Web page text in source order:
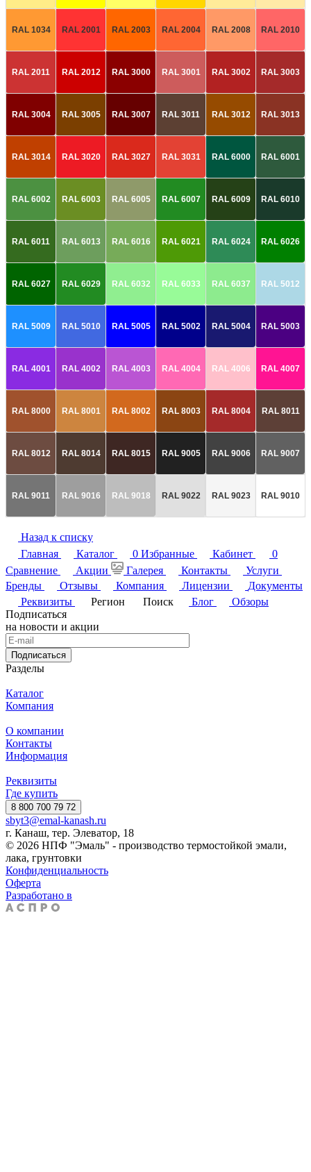
RAL 1034 RAL 2001 RAL 2003 RAL 2004 RAL 2008 RAL 2010
RAL 2011 RAL 2012 RAL 3000 RAL 3001 RAL 3002 RAL 3003
RAL 3004 RAL 3005 RAL 3007 RAL 3011 RAL 3012 RAL 3013
RAL 3014 RAL 3020 RAL 3027 RAL 3031 RAL 6000 RAL 6001
RAL 6002 RAL 6003 RAL 6005 RAL 6007 RAL 6009 RAL 6010
RAL 6011 RAL 6013 RAL 6016 RAL 6021 RAL 6024 RAL 6026
RAL 6027 RAL 6029 RAL 6032 RAL 6033 RAL 6037 RAL 5012
RAL 5009 RAL 5010 RAL 5005 RAL 5002 RAL 5004 RAL 5003
RAL 4001 RAL 4002 RAL 4003 RAL 4004 RAL 4006 RAL 4007
RAL 8000 RAL 8001 RAL 8002 RAL 8003 RAL 8004 RAL 8011
RAL 8012 RAL 8014 RAL 8015 RAL 9005 RAL 9006 RAL 9007
RAL 9011 RAL 9016 RAL 9018 RAL 9022 RAL 9023 RAL 9010
Назад к списку
Главная
Каталог 0 Избранные Кабинет
0
Сравнение
Акции Галерея Контакты
Услуги
Бренды
Отзывы Компания Лицензии
Документы
Реквизиты
Регион Поиск Блог
Обзоры
Подписаться
на новости и акции
Подписаться
Разделы
Каталог
Компания
О компании
Контакты
Информация
Реквизиты
Где купить
8 800 700 79 72
sbyt3@emal-kanash.ru
г. Канаш, тер. Элеватор, 18
© 2026 НПФ "Эмаль" - производство термостойкой эмали,
лака, грунтовки
Конфиденциальность
Оферта
Разработано в